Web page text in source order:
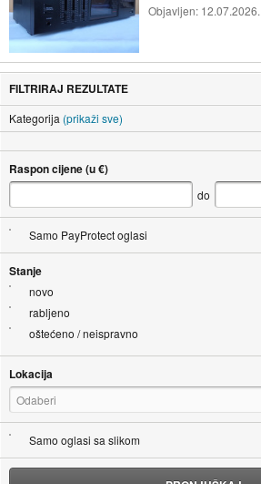
Objavljen: 12.07.2026.
FILTRIRAJ REZULTATE
Kategorija (prikaži sve)
Raspon cijene (u €)
do
Samo PayProtect oglasi
Stanje
novo
rabljeno
oštećeno / neispravno
Lokacija
Odaberi
Samo oglasi sa slikom